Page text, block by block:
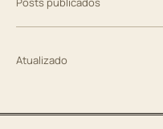
Atualizado